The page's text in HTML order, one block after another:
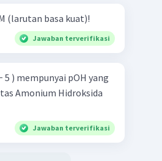
(larutan basa kuat)!
Jawaban terverifikasi
5 ) mempunyai pOH yang
Amonium Hidroksida
Jawaban terverifikasi